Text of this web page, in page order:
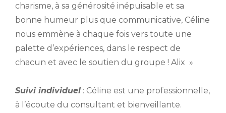
charisme, à sa générosité inépuisable et sa
bonne humeur plus que communicative, Céline
nous emmène à chaque fois vers toute une
palette d’expériences, dans le respect de
chacun et avec le soutien du groupe ! Alix »
Suivi individuel : Céline est une professionnelle,
à l’écoute du consultant et bienveillante.